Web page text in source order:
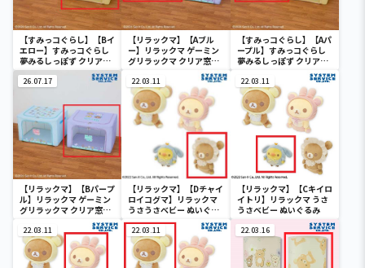
【すみっコぐらし】【Bイ
エロー】すみっコぐらし
夢みるしっぽず クリア窓
付き収納ボックス
【リラックマ】【Aブル
ー】リラックマ ゲーミン
グリラックマ クリア窓付
【すみっコぐらし】【Aパ
ープル】すみっコぐらし
夢みるしっぽず クリア窓
26.07.17
【リラックマ】【Bパープ
ル】リラックマ ゲーミン
グリラックマ クリア窓付
22.03.11
【リラックマ】【Dチャイ
ロイコグマ】リラックマ
うさうさべビー ぬいぐる
み
22.03.11
【リラックマ】【Cキイロ
イトリ】リラックマ うさ
うさべビー ぬいぐるみ
22.03.11 22.03.11 22.03.16